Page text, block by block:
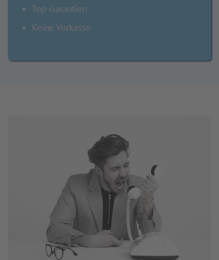
Top-Garantien
Keine Vorkasse